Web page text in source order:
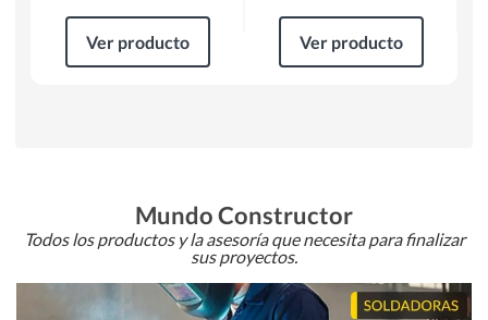
Ver producto Ver producto
Mundo Constructor
Todos los productos y la asesoría que necesita para finalizar
sus proyectos.